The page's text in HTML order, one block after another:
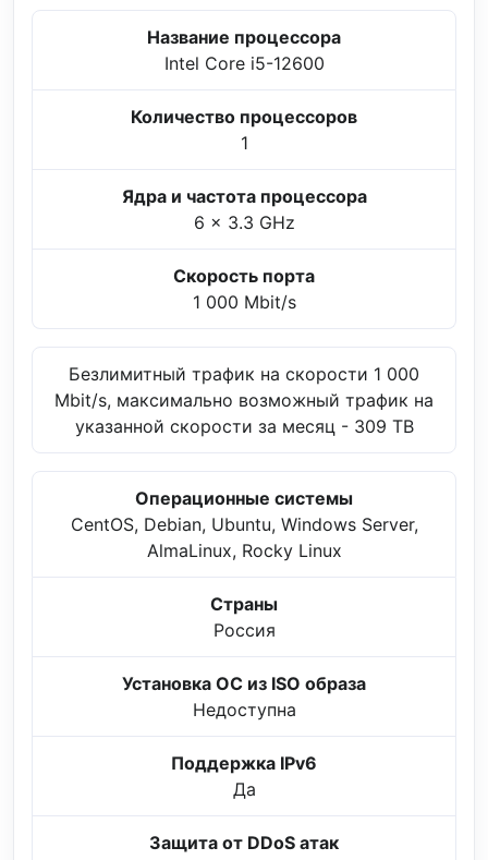
Название процессора
Intel Core i5-12600
Количество процессоров
1
Ядра и частота процессора
6 x 3.3 GHz
Скорость порта
1 000 Mbit/s
Безлимитный трафик на скорости 1 000
Mbit/s, максимально возможный трафик на
указанной скорости за месяц - 309 TB
Операционные системы
CentOS, Debian, Ubuntu, Windows Server,
AlmaLinux, Rocky Linux
Страны
Россия
Установка ОС из ISO образа
Недоступна
Поддержка IPv6
Да
Защита от DDoS атак